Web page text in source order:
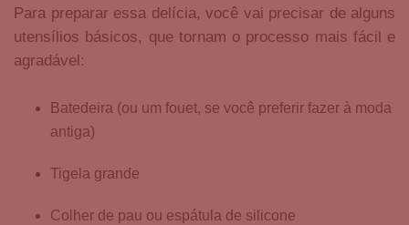
Para preparar essa delícia, você vai precisar de alguns
utensílios básicos, que tornam o processo mais fácil e
agradável:
Batedeira (ou um fouet, se você preferir fazer à moda
antiga)
Tigela grande
Colher de pau ou espátula de silicone